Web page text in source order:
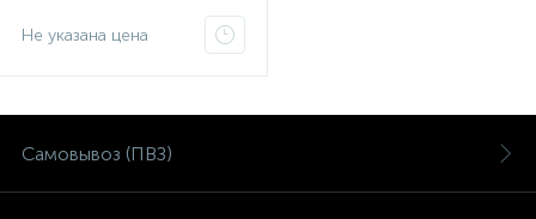
Не указана цена
Самовывоз (ПВЗ)